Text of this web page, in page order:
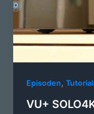
Episoden,Tutorial
VU+